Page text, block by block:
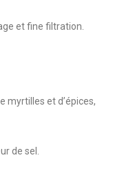
et fine filtration.
myrtilles et d’épices,
de sel.